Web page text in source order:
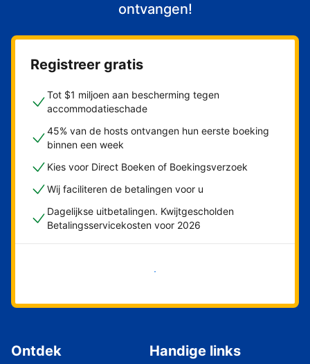
ontvangen!
Registreer gratis
Tot $1 miljoen aan bescherming tegen
accommodatieschade
45% van de hosts ontvangen hun eerste boeking
binnen een week
Kies voor Direct Boeken of Boekingsverzoek
Wij faciliteren de betalingen voor u
Dagelijkse uitbetalingen. Kwijtgescholden
Betalingsservicekosten voor 2026
Nu meteen beginnen
Ontdek Handige links